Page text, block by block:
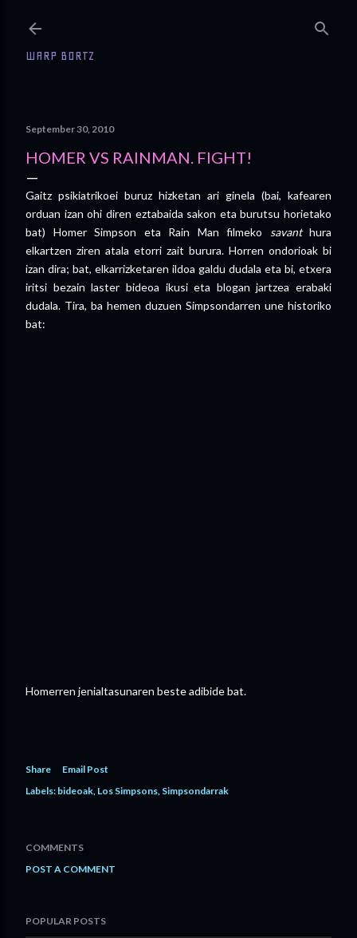
WARP BORTZ
September 30, 2010
HOMER VS RAINMAN. FIGHT!
Gaitz psikiatrikoei buruz hizketan ari ginela (bai, kafearen
orduan izan ohi diren eztabaida sakon eta burutsu horietako
bat) Homer Simpson eta Rain Man filmeko savanthura
elkartzen ziren atala etorri zait burura. Horren ondorioak bi
izan dira; bat, elkarrizketaren ildoa galdu dudala eta bi, etxera
iritsi bezain laster bideoa ikusi eta blogan jartzea erabaki
dudala. Tira, ba hemen duzuen Simpsondarren une historiko
bat:
Homerren jenialtasunaren beste adibide bat.
Share
Email Post
Labels: bideoak Los Simpsons Simpsondarrak
COMMENTS
POST A COMMENT
POPULAR POSTS